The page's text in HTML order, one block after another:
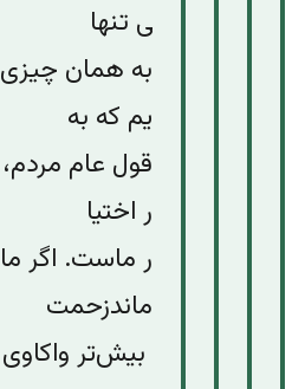
ی تنها
به همان چیزی
یم که به
قول عام مردم،
ر اختیا
ر ماست. اگر ما
ماندزحمت
بیش‌‌تر واکاوی